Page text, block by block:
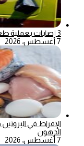
3 إصابات بعملية طعن في الطيبة داخل أراضي الـ48
7 أغسطس، 2026
الإفراط في
الدهون
7 أغسطس، 2026